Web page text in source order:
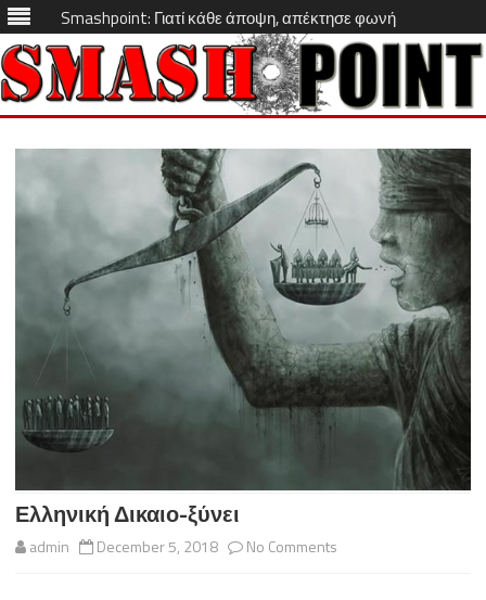
Smashpoint: Γιατί κάθε άποψη, απέκτησε φωνή
Skip
content
Ελληνική Δικαιο-ξύνει
admin December 5, 2018 No Comments